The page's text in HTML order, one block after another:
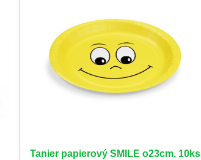
Tanier papierový SMILE o23cm, 10ks